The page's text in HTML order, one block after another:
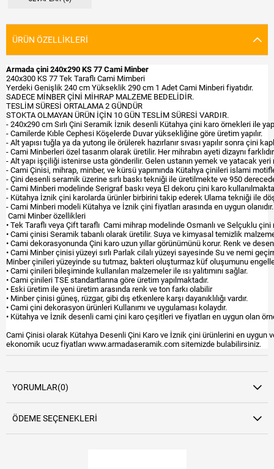
ÜRÜN ÖZELLIKLERI
Armada çini 240x290 KS 77 Cami Minber
240x300 KS 77 Tek Taraflı Cami Mimberi
Yerdeki Genişlik 240 cm Yükseklik 290 cm 1 Adet Cami Minberi fiyatıdır.
SADECE MİNBER ÇİNİ MİHRAP MALZEME BEDELİDİR.
TESLİM SÜRESİ ORTALAMA 2 GÜNDÜR
STOKTA OLMAYAN ÜRÜN İÇİN 10 GÜN TESLİM SÜRESİ VARDIR.
- 240x290 cm Sırlı Çini Seramik İznik desenli Kütahya çini karo örnekleri ile
- Camilerde Kıble Cephesi Köşelerde Duvar yüksekliğine göre üretim yapılır.
- Alt yapısı tuğla ya da yutong ile örülerek hazırlanır sıvası yapılır sonra çini
- Cami Minberleri özel tasarım olarak üretilir. Her mihrabın ayeti dizaynı
- Alt yapı işçiliği istenirse usta gönderilir. Gelen ustanın yemek ve yatacak
- Cami Çinisi, mihrap, minber, ve kürsü yapımında Kütahya çinileri islami
- Çini desenli seramik üzerine sırlı baskı tekniği ile üretilmekte ve 950
- Cami Minberi modelinde Serigraf baskı veya El dekoru çini karo
- Kütahya İznik çini karolarda ürünler birbirini takip ederek Ulama tekniği ile
- Cami Minberi modeli Kütahya ve İznik çini fiyatları arasında en uygun
Cami Minber özellikleri
• Tek Taraflı veya Çift taraflı Cami mihrap modelinde Osmanlı ve Selçuklu çini
• Cami çinisi Seramik tabanlı olarak üretilir. Suya ve kimyasal temizlik
• Cami dekorasyonunda Çini karo uzun yıllar görünümünü korur. Renk ve
• Cami Minber çinisi yüzeyi sırlı Parlak cilalı yüzeyi sayesinde Su ve nemi
Minber çinileri yüzeyinde su tutmaz, bakteri oluşturmaz küf oluşumunu
• Cami çinileri bileşiminde kullanılan malzemeler ile ısı yalıtımını sağlar.
• Cami çinileri TSE standartlarına göre üretim yapılmaktadır.
• Eski üretim ile yeni üretim arasında renk ve ton farkı olabilir
• Minber çinisi güneş, rüzgar, gibi dış etkenlere karşı dayanıklılığı vardır.
• Cami çini dekorasyon ürünleri Kullanımı ve uygulaması kolaydır.
• Kütahya ve İznik desenli cami çini karo çeşitleri ve fiyatları en uygun olan
Cami Çinisi olarak Kütahya Desenli Çini Karo ve İznik çini ürünlerini en uygun
ekonomik ucuz fiyatları www.armadaseramik.com sitemizde bulabilirsiniz.
YORUMLAR(0)
ÖDEME SEÇENEKLERI